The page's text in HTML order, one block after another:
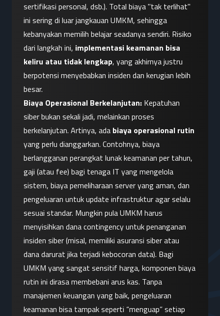
sertifikasi personal, dsb.). Total biaya "tak terlihat"
ini sering di luar jangkauan UMKM, sehingga
kebanyakan memilih belajar seadanya sendiri. Risiko
dari langkah ini, implementasi keamanan bisa
keliru atau tidak lengkap, yang akhirnya justru
berpotensi menyebabkan insiden dan kerugian lebih
besar.
Biaya Operasional Berkelanjutan: Kepatuhan
siber bukan sekali jadi, melainkan proses
berkelanjutan. Artinya, ada biaya operasional rutin
yang perlu dianggarkan. Contohnya, biaya
berlangganan perangkat lunak keamanan per tahun,
gaji (atau fee) bagi tenaga IT yang mengelola
sistem, biaya pemeliharaan server yang aman, dan
pengeluaran untuk update infrastruktur agar selalu
sesuai standar. Mungkin pula UMKM harus
menyisihkan dana contingency untuk penanganan
insiden siber (misal, memiliki asuransi siber atau
dana darurat jika terjadi kebocoran data). Bagi
UMKM yang sangat sensitif harga, komponen biaya
rutin ini dirasa membebani arus kas. Tanpa
manajemen keuangan yang baik, pengeluaran
keamanan bisa tampak seperti “menguap” setiap